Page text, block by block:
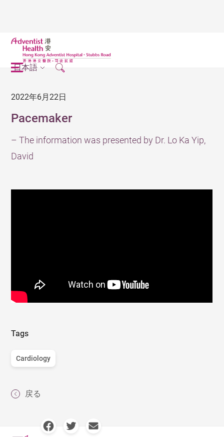
日本語
2022年6月22日
Pacemaker
– The information was presented by Dr. Lo Ka Yip,
David
Tags
Cardiology
戻る